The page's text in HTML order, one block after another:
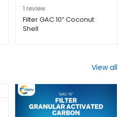
Peringkat
5.00dari 5
berdasarkan
11 review
Filter GAC 10” Coconut
Shell
View all